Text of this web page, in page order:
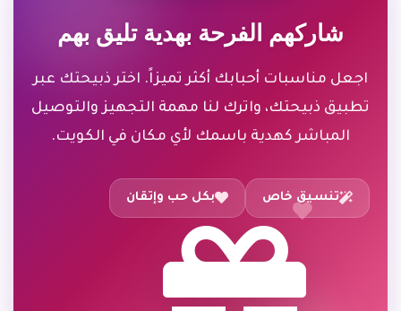
شاركهم الفرحة بهدية تليق بهم
اجعل مناسبات أحبابك أكثر تميزاً. اختر ذبيحتك عبر
تطبيق ذبيحتك، واترك لنا مهمة التجهيز والتوصيل
المباشر كهدية باسمك لأي مكان في الكويت.
تنسيق خاص بكل حب وإتقان